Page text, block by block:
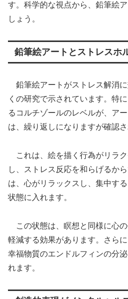
す。科学的な視点から、鉛筆絵
しょう。
鉛筆絵アートとストレスホ
鉛筆絵アートがストレス解消
くの研究で示されています。特
るコルチゾールのレベルが、ア
は、繰り返しになりますが確認さ
これは、絵を描く行為がリラ
し、ストレス反応を和らげるか
は、心がリラックスし、集中す
状態に入れます。
この状態は、瞑想と同様に心
軽減する効果があります。さら
幸福物質のエンドルフィンの分
れます。